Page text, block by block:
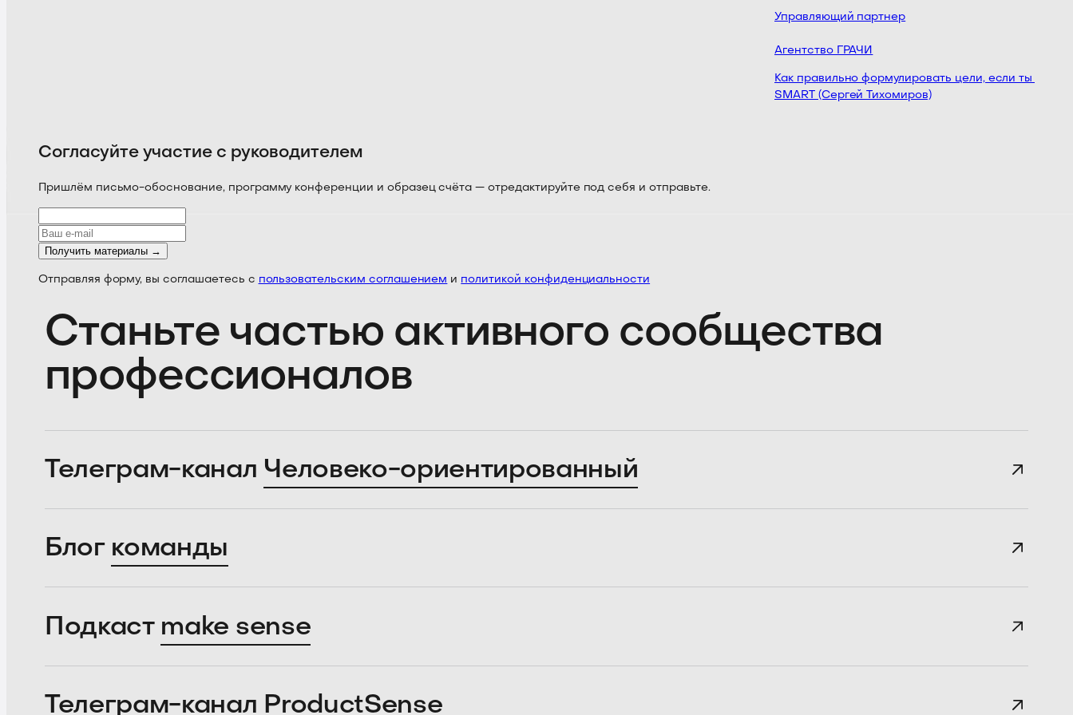
Управляющий партнер
Агентство ГРАЧИ
Как правильно формулировать цели, если ты
SMART (Сергей Тихомиров)
Согласуйте участие с руководителем
Пришлём письмо-обоснование, программу конференции и образец счёта — отредактируйте под себя и отправьте.
Получить материалы →
Отправляя форму, вы соглашаетесь с пользовательским соглашением и политикой конфиденциальности
Станьте частью активного сообщества
профессионалов
Телеграм-канал Человеко-ориентированный
Блог команды
Подкаст make sense
Телеграм-канал ProductSense